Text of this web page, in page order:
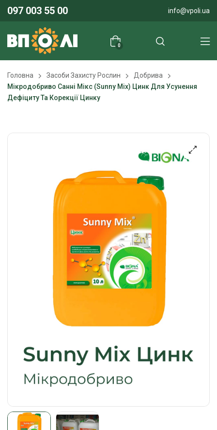
097 003 55 00 info@vpoli.ua
0
Головна Засоби Захисту Рослин
Добрива
Мікродобриво Санні Мікс (Sunny Mix) Цинк Для Усунення
Дефіциту Та Корекції Цинку